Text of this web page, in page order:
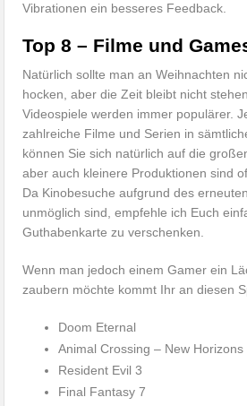
Vibrationen ein besseres Feedback.
Top 8 – Filme und
Natürlich sollte man an Weihnachten
hocken, aber die Zeit bleibt nicht
Videospiele werden immer populärer.
zahlreiche Filme und Serien in
können Sie sich natürlich auf die
aber auch kleinere Produktionen sind
Da Kinobesuche aufgrund des
unmöglich sind, empfehle ich Euch
Guthabenkarte zu verschenken.
Wenn man jedoch einem Gamer ein
zaubern möchte kommt Ihr an diesen
Doom Eternal
Animal Crossing – New Horizons
Resident Evil 3
Final Fantasy 7